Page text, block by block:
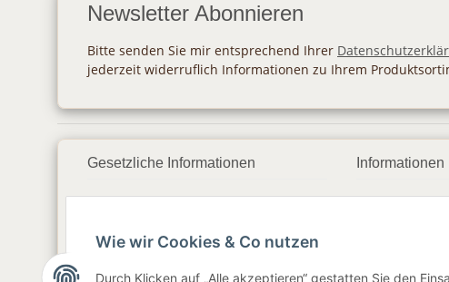
Newsletter Abonnieren
Bitte senden Sie mir entsprechend Ihrer
jederzeit widerruflich Informationen zu Ihrem
Gesetzliche Informationen
AGB
Sitemap
Informationen
Newsletter
Wie wir Cookies & Co nutzen
Durch Klicken auf „Alle akzeptieren“ gestatten Sie den